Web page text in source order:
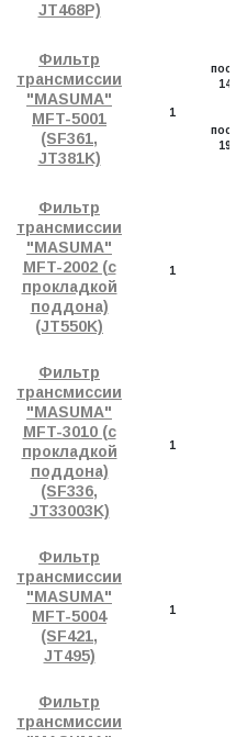
JT468P)
Фильтр
трансмиссии
"MASUMA"
MFT-5001
(SF361,
JT381K)
1
Фильтр
трансмиссии
"MASUMA"
MFT-2002 (с
прокладкой
поддона)
(JT550K)
1
Фильтр
трансмиссии
"MASUMA"
MFT-3010 (с
прокладкой
поддона)
(SF336,
JT33003K)
1
Фильтр
трансмиссии
"MASUMA"
MFT-5004
(SF421,
JT495)
1
Фильтр
трансмиссии